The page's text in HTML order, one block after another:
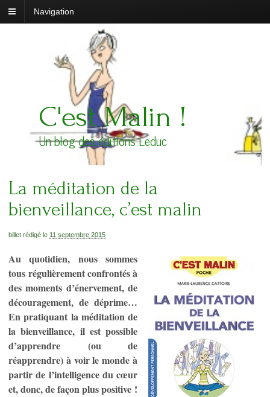
Navigation
C'est Malin !
Un blog des éditions Leduc
La méditation de la
bienveillance, c’est malin
billet rédigé le 11 septembre 2015
Au quotidien, nous sommes
tous régulièrement confrontés à
des moments d’énervement, de
découragement, de déprime…
En pratiquant la méditation de
la bienveillance, il est possible
d’apprendre (ou de
réapprendre) à voir le monde à
partir de l’intelligence du cœur
et, donc, de façon plus positive !